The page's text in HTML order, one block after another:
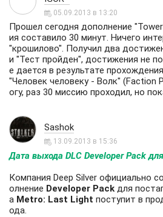
05.09.2013 в 13:20
Прошел сегодня дополнение
ия составило 30 минут. Ничего
"крошилово". Получил два
и "Тест пройден", достижения не
е дается в результате
"Человек человеку - Волк" (Faction
огу, раз 30 миссию проходил, но
Sashok
13.09.2013 в 15:36
Дата выхода DLC Developer Pack
Компания Deep Silver официально
олнение Developer Pack для
а Metro: Last Light поступит в
ода.